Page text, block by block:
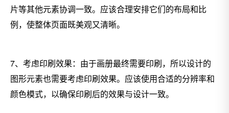
片等其他元素协调一致。应该合理安排它们的布局和比
例，使整体页面既美观又清晰。
7、考虑印刷效果：由于画册最终需要印刷，所以设计的
图形元素也需要考虑印刷效果。应该使用合适的分辨率和
颜色模式，以确保印刷后的效果与设计一致。